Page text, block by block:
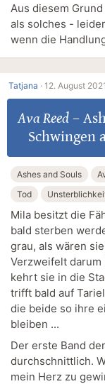
Aus diesem
als solches -
wenn die
Tatjana · 12. August
Ava Reed–
Schwingen
Ashes and Souls
Tod
Mila besitzt die
bald sterben
grau, als wären
Verzweifelt
kehrt sie in die
trifft bald auf
die beide so ihre
bleiben ...
Der erste Band
durchschnittlich.
mein Herz zu